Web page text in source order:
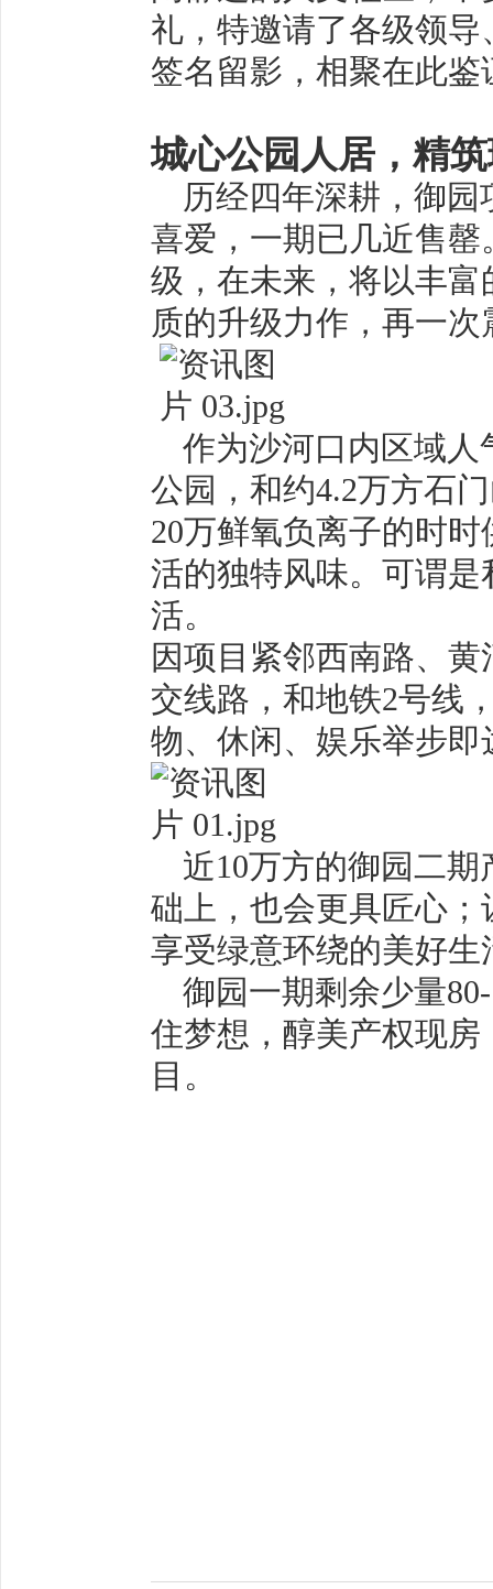
礼，特邀请了各级领
签名留影，相聚在此
城心公园人居，精
历经四年深耕， 御园
喜爱，一期已几近售罄
级，在未来，将以丰
质的升级力作，再一次
作为沙河口内区域
公园，和约4.2万方石
20万鲜氧负离子的时
活的独特风味。可谓
活。
因项目紧邻西南路、
交线路，和地铁2号线
物、休闲、娱乐举步
近10万方的御园二期
础上，也会更具匠心
享受绿意环绕的美好生
御园一期剩余少量
住梦想，醇美产权现
目。